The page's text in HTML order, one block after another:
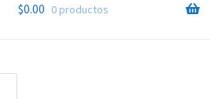
$0.00 0 productos